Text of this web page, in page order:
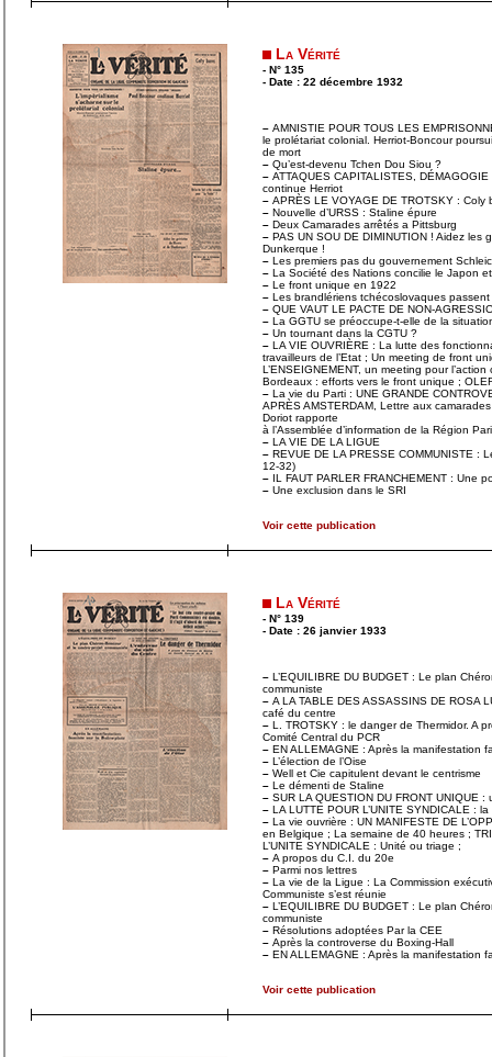
La Vérité
- N° 135
- Date : 22 décembre 1932
– AMNISTIE POUR TOUS LES
le prolétariat colonial. Herriot-Boncour
de mort
– Qu’est-devenu Tchen Dou Siou ?
– ATTAQUES CAPITALISTES,
continue Herriot
– APRÈS LE VOYAGE DE TROTSKY : Coly
– Nouvelle d’URSS : Staline épure
– Deux Camarades arrêtés a Pittsburg
– PAS UN SOU DE DIMINUTION ! Aidez les
Dunkerque !
– Les premiers pas du gouvernement
– La Société des Nations concilie le Japon
– Le front unique en 1922
– Les brandlériens tchécoslovaques
– QUE VAUT LE PACTE DE NON-
– La GGTU se préoccupe-t-elle de la
– Un tournant dans la CGTU ?
– LA VIE OUVRIÈRE : La lutte des
travailleurs de l’Etat ; Un meeting de front
L’ENSEIGNEMENT, un meeting pour
Bordeaux : efforts vers le front unique ;
– La vie du Parti : UNE GRANDE
APRÈS AMSTERDAM, Lettre aux
Doriot rapporte
à l’Assemblée d’information de la Région
– LA VIE DE LA LIGUE
– REVUE DE LA PRESSE COMMUNISTE :
12-32)
– IL FAUT PARLER FRANCHEMENT : Une
– Une exclusion dans le SRI
Voir cette publication
La Vérité
- N° 139
- Date : 26 janvier 1933
– L’EQUILIBRE DU BUDGET : Le plan
communiste
– A LA TABLE DES ASSASSINS DE ROSA
café du centre
– L. TROTSKY : le danger de Thermidor. A
Comité Central du PCR
– EN ALLEMAGNE : Après la manifestation
– L’élection de l’Oise
– Well et Cie capitulent devant le centrisme
– Le démenti de Staline
– SUR LA QUESTION DU FRONT UNIQUE :
– LA LUTTE POUR L’UNITE SYNDICALE :
– La vie ouvrière : UN MANIFESTE DE
en Belgique ; La semaine de 40 heures ;
L’UNITE SYNDICALE : Unité ou triage ;
– A propos du C.I. du 20e
– Parmi nos lettres
– La vie de la Ligue : La Commission
Communiste s’est réunie
– L’EQUILIBRE DU BUDGET : Le plan
communiste
– Résolutions adoptées Par la CEE
– Après la controverse du Boxing-Hall
– EN ALLEMAGNE : Après la manifestation
Voir cette publication